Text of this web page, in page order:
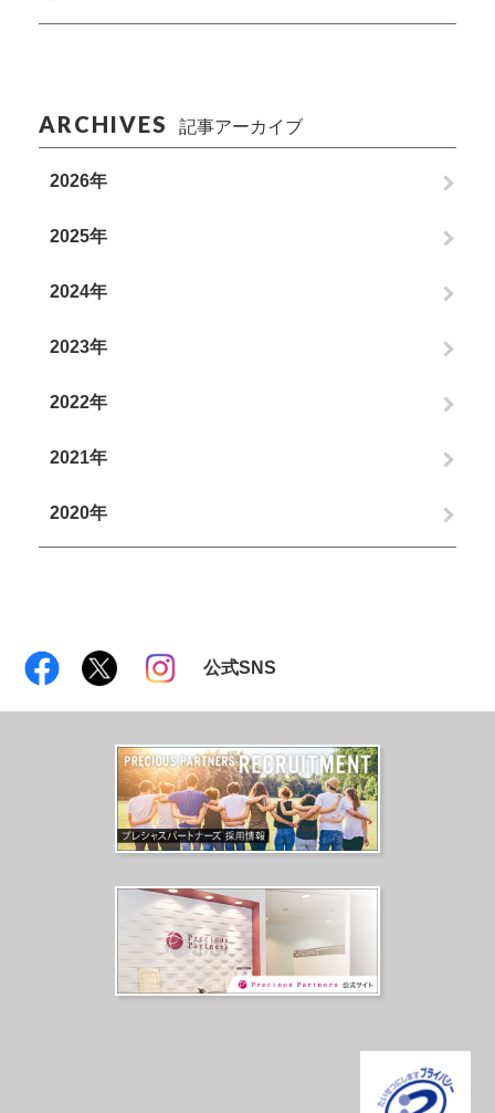
ARCHIVES 記事アーカイブ
2026年
2025年
2024年
2023年
2022年
2021年
2020年
公式SNS